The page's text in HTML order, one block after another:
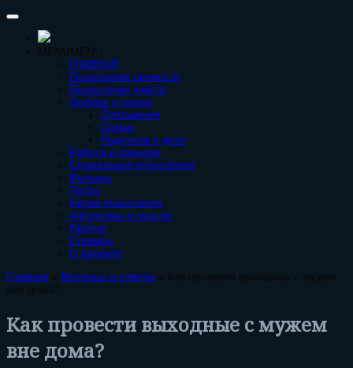
MENUMENU
ГЛАВНАЯ
Психология личности
Психология чувств
Любовь и семья
Отношения
Семья
Родители и дети
Работа и карьера
Социальная психология
Фильмы
Тесты
Наука психология
Афоризмы и мысли
Притчи
Словарь
О проекте
Главная » Вопросы и ответы » Как провести выходные с мужем
вне дома?
Как провести выходные с мужем
вне дома?